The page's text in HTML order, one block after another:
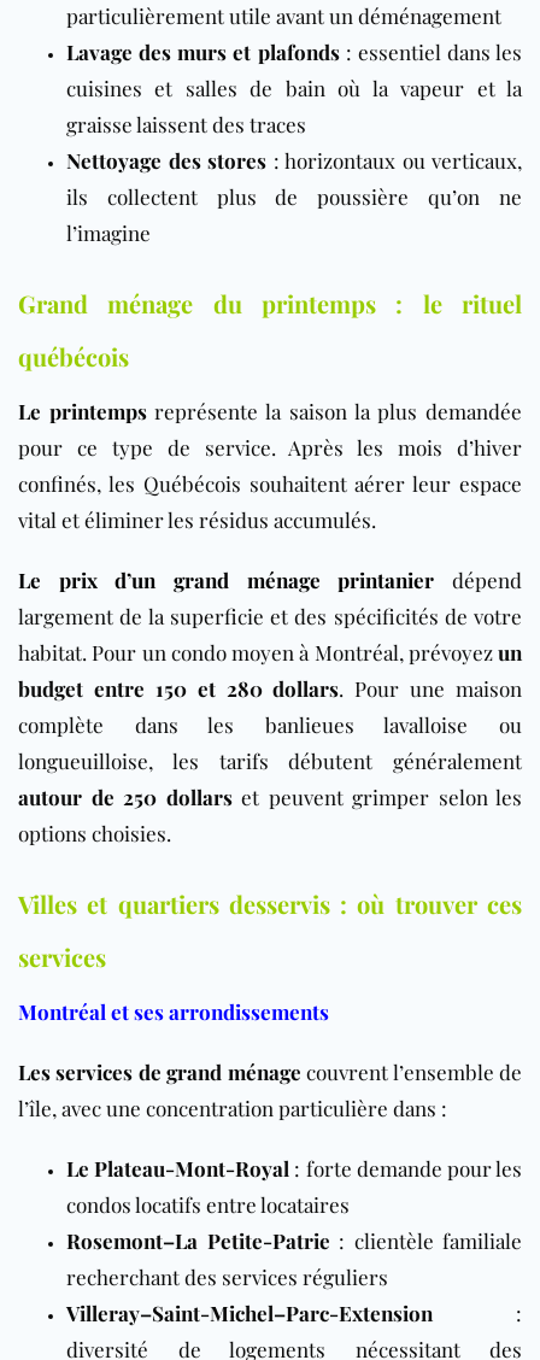
particulièrement utile avant un déménagement
Lavage des murs et plafonds: essentiel dans les
cuisines et salles de bain où la vapeur et la
graisse laissent des traces
Nettoyage des stores : horizontaux ou verticaux,
ils collectent plus de poussière qu’on ne
l’imagine
Grand ménage du printemps : le rituel
québécois
Le printempsreprésente la saison la plus demandée
pour ce type de service. Après les mois d’hiver
confinés, les Québécois souhaitent aérer leur espace
vital et éliminer les résidus accumulés.
Le prix d’un grand ménage printanier dépend
largement de la superficie et des spécificités de votre
habitat. Pour un condo moyen à Montréal, prévoyezun
budget entre 150 et 280 dollars. Pour une maison
complète dans les banlieues lavalloise ou
longueuilloise, les tarifs débutent généralement
autour de 250 dollarset peuvent grimper selon les
options choisies.
Villes et quartiers desservis : où trouver ces
services
Montréal et ses arrondissements
Les services de grand ménage couvrent l’ensemble de
l’île, avec une concentration particulière dans :
Le Plateau-Mont-Royal : forte demande pour les
condos locatifs entre locataires
Rosemont–La Petite-Patrie : clientèle familiale
recherchant des services réguliers
Villeray–Saint-Michel–Parc-Extension :
diversité de logements nécessitant des